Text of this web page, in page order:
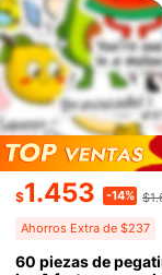
$1.453 -14%
Ahorros Extra de $237
60 piezas de